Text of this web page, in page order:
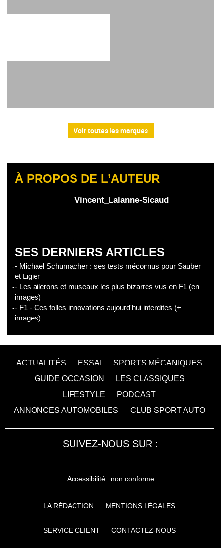
Voir toutes les marques
À PROPOS DE L’AUTEUR
Vincent_Lalanne-Sicaud
SES DERNIERS ARTICLES
- Michael Schumacher : ses tests méconnus pour Sauber
et Ligier
- Les ailerons et museaux les plus bizarres vus en F1 (en
images)
- F1 - Ces folles innovations aujourd'hui interdites (+
images)
ACTUALITÉS ESSAI
SPORTS MÉCANIQUES
GUIDE OCCASION
LES CLASSIQUES
LIFESTYLE
PODCAST
ANNONCES AUTOMOBILES
CLUB SPORT AUTO
SUIVEZ-NOUS SUR :
Accessibilité : non conforme
LA RÉDACTION MENTIONS LÉGALES
SERVICE CLIENT CONTACTEZ-NOUS